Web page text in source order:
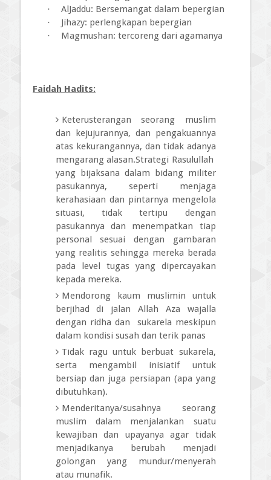
· AlJaddu: Bersemangat dalam bepergian
· Jihazy: perlengkapan bepergian
· Magmushan: tercoreng dari agamanya
Faidah Hadits:
Keterusterangan seorang muslim
dan kejujurannya, dan pengakuannya
atas kekurangannya, dan tidak adanya
mengarang alasan.Strategi Rasulullah
yang bijaksana dalam bidang militer
pasukannya, seperti menjaga
kerahasiaan dan pintarnya mengelola
situasi, tidak tertipu dengan
pasukannya dan menempatkan tiap
personal sesuai dengan gambaran
yang realitis sehingga mereka berada
pada level tugas yang dipercayakan
kepada mereka.
Mendorong kaum muslimin untuk
berjihad di jalan Allah Aza wajalla
dengan ridha dan sukarela meskipun
dalam kondisi susah dan terik panas
Tidak ragu untuk berbuat sukarela,
serta mengambil inisiatif untuk
bersiap dan juga persiapan (apa yang
dibutuhkan).
Menderitanya/susahnya seorang
muslim dalam menjalankan suatu
kewajiban dan upayanya agar tidak
menjadikanya berubah menjadi
golongan yang mundur/menyerah
atau munafik.